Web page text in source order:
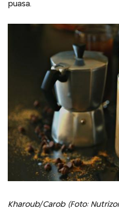
puasa.
Kharoub/Carob (Foto: